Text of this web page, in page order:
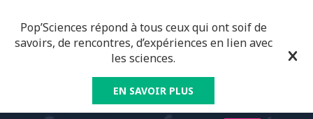
Pop’Sciences répond à tous ceux qui ont soif de
savoirs, de rencontres, d’expériences en lien avec
les sciences.
EN SAVOIR PLUS